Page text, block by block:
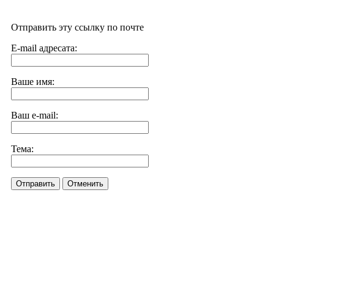
Отправить эту ссылку по почте
E-mail адресата:
Ваше имя:
Ваш e-mail:
Тема:
Отправить Отменить